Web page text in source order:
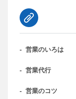
- 営業のいろは
- 営業代行
- 営業のコツ